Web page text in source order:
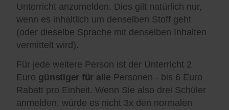
Unterricht anzumelden. Dies gilt natürlich nur,
wenn es inhaltlich um denselben Stoff geht
(oder dieselbe Sprache mit denselben Inhalten
vermittelt wird).
Für jede weitere Person ist der Unterricht 2
Euro günstiger für alle Personen - bis 6 Euro
Rabatt pro Einheit. Wenn Sie also drei Schüler
anmelden, würde es nicht 3x den normalen